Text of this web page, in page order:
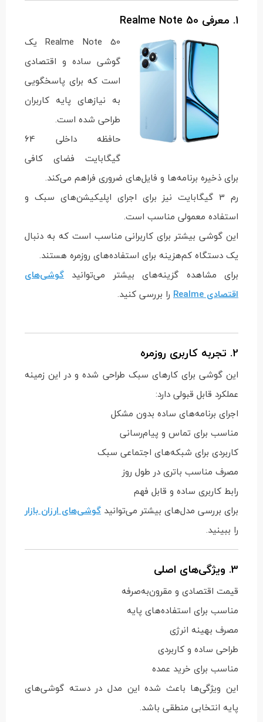
1. معرفی Realme Note 50
Realme Note 50 یک
گوشی ساده و اقتصادی
است که برای پاسخگویی
به نیازهای پایه کاربران
طراحی شده است.
حافظه داخلی 64
گیگابایت فضای کافی
برای ذخیره برنامه‌ها و فایل‌های ضروری فراهم می‌کند.
رم 3 گیگابایت نیز برای اجرای اپلیکیشن‌های سبک و
استفاده معمولی مناسب است.
این گوشی بیشتر برای کاربرانی مناسب است که به دنبال
یک دستگاه کم‌هزینه برای استفاده‌های روزمره هستند.
برای مشاهده گزینه‌های بیشتر می‌توانید گوشی‌های
اقتصادی Realme
را بررسی کنید.
2. تجربه کاربری روزمره
این گوشی برای کارهای سبک طراحی شده و در این زمینه
عملکرد قابل قبولی دارد:
اجرای برنامه‌های ساده بدون مشکل
مناسب برای تماس و پیام‌رسانی
کاربردی برای شبکه‌های اجتماعی سبک
مصرف مناسب باتری در طول روز
رابط کاربری ساده و قابل فهم
برای بررسی مدل‌های بیشتر می‌توانید گوشی‌های ارزان بازار
را ببینید.
3. ویژگی‌های اصلی
قیمت اقتصادی و مقرون‌به‌صرفه
مناسب برای استفاده‌های پایه
مصرف بهینه انرژی
طراحی ساده و کاربردی
مناسب برای خرید عمده
این ویژگی‌ها باعث شده این مدل در دسته گوشی‌های
پایه انتخابی منطقی باشد.